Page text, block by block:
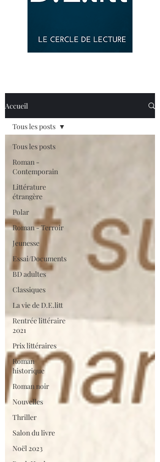
Accueil
Tous les posts
Roman -
Contemporain
Littérature
étrangère
Polar
Roman - Terroir
Jeunesse
Essai/Documents
BD adultes
Classiques
La vie de D.E.litt
Rentrée littéraire
2021
Prix littéraires
Roman
historique
Roman noir
Nouvelles
Thriller
Salon du livre
Noël 2023
Tous les posts